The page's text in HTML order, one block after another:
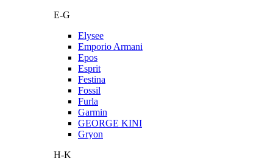
E-G
Elysee
Emporio Armani
Epos
Esprit
Festina
Fossil
Furla
Garmin
GEORGE KINI
Gryon
H-K